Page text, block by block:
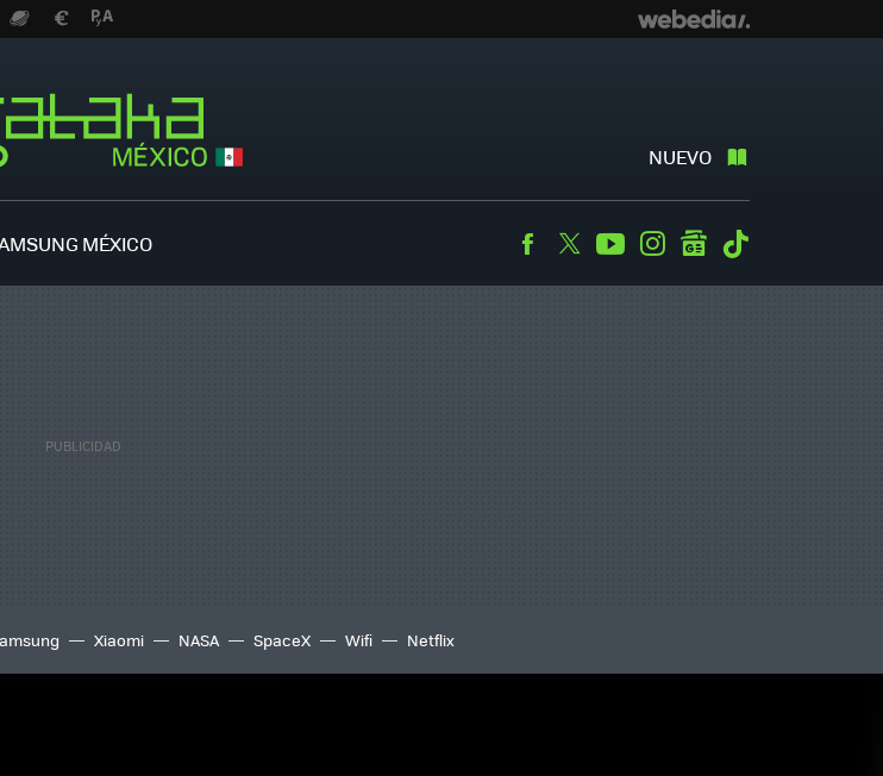
NUEVO
MÉXICO Facebook
TwitterYoutubeInstagramgooglenews
Xiaomi NASA SpaceX Wifi Netflix